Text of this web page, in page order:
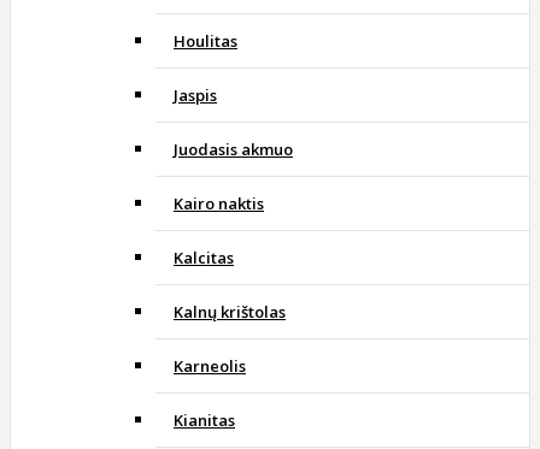
Houlitas
Jaspis
Juodasis akmuo
Kairo naktis
Kalcitas
Kalnų krištolas
Karneolis
Kianitas